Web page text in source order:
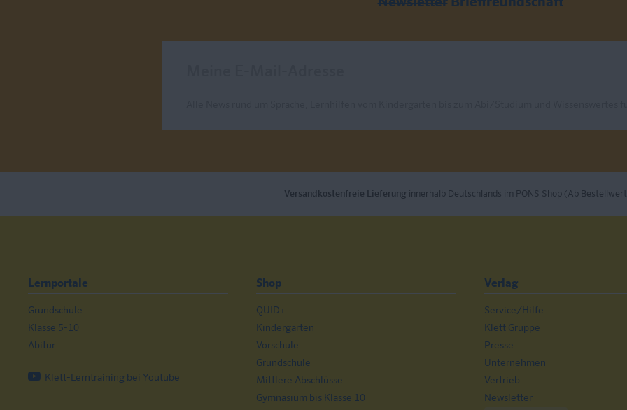
Versandkostenfreie Lieferung innerhalb Deutschlands im PONS Shop (Ab
Lernportale
Grundschule
Klasse 5-10
Abitur
Klett-Lerntraining bei Youtube
Shop
QUID+
Kindergarten
Vorschule
Grundschule
Mittlere Abschlüsse
Gymnasium bis Klasse 10
Verlag
Service/Hilfe
Klett Gruppe
Presse
Unternehmen
Vertrieb
Newsletter